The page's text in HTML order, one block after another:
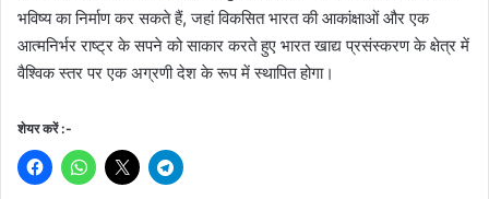
भविष्य का निर्माण कर सकते हैं, जहां विकसित भारत की आकांक्षाओं और एक
आत्मनिर्भर राष्ट्र के सपने को साकार करते हुए भारत खाद्य प्रसंस्करण के क्षेत्र में
वैश्विक स्तर पर एक अग्रणी देश के रूप में स्थापित होगा।
शेयर करें :-